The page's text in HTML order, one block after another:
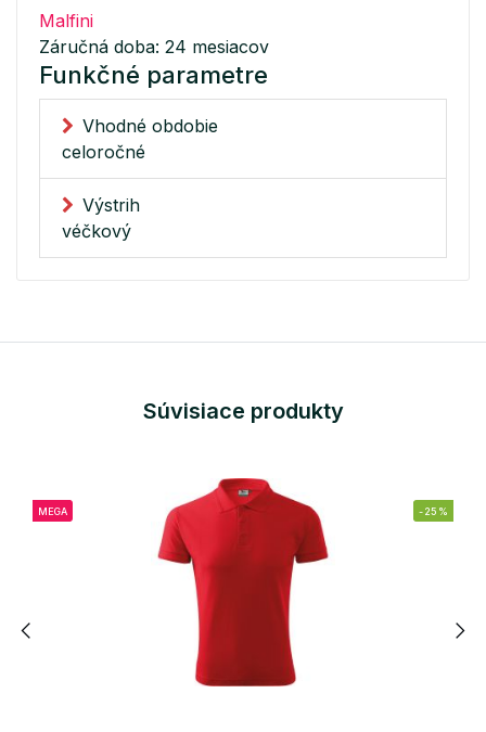
Malfini
Záručná doba: 24 mesiacov
Funkčné parametre
Vhodné obdobie
celoročné
Výstrih
véčkový
Súvisiace produkty
MEGA -25%